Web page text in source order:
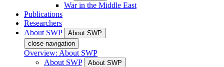
War in the Middle East
Publications
Researchers
About SWP
About SWP
close navigation
Overview: About SWP
About SWP
About SWP